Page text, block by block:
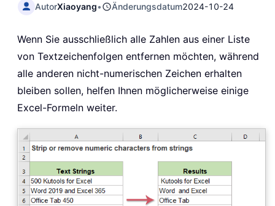
AutorXiaoyang• Änderungsdatum2024-10-24
Wenn Sie ausschließlich alle Zahlen aus einer Liste
von Textzeichenfolgen entfernen möchten, während
alle anderen nicht-numerischen Zeichen erhalten
bleiben sollen, helfen Ihnen möglicherweise einige
Excel-Formeln weiter.